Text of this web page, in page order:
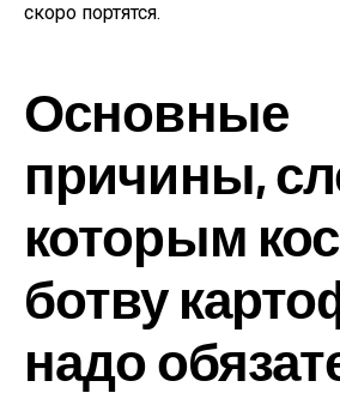
скоро портятся.
Основные
причины,
которым
ботву
надо